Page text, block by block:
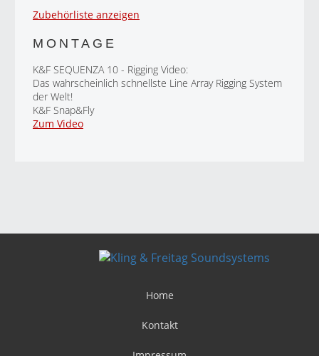
Zubehörliste anzeigen
MONTAGE
K&F SEQUENZA 10 - Rigging Video:
Das wahrscheinlich schnellste Line Array Rigging System
der Welt!
K&F Snap&Fly
Zum Video
Home
Kontakt